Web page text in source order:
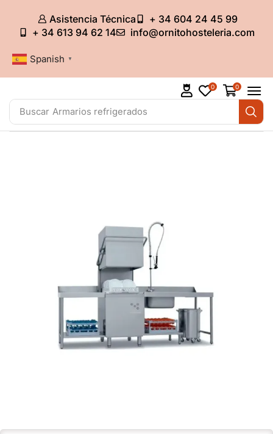
Asistencia Técnica
+ 34 604 24 45 99
+ 34 613 94 62 14
info@ornitohosteleria.com
Spanish ▼
Buscar Armarios refrigerados
0 0